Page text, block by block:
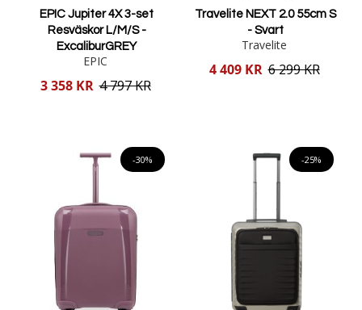
EPIC Jupiter 4X 3-set
Resväskor L/M/S -
ExcaliburGREY
EPIC
Reducerat
3 358 KR 4 797 KR
Travelite NEXT 2.0 55cm S
- Svart
Travelite
Reducerat
4 409 KR 6 299 KR
-30% -25%